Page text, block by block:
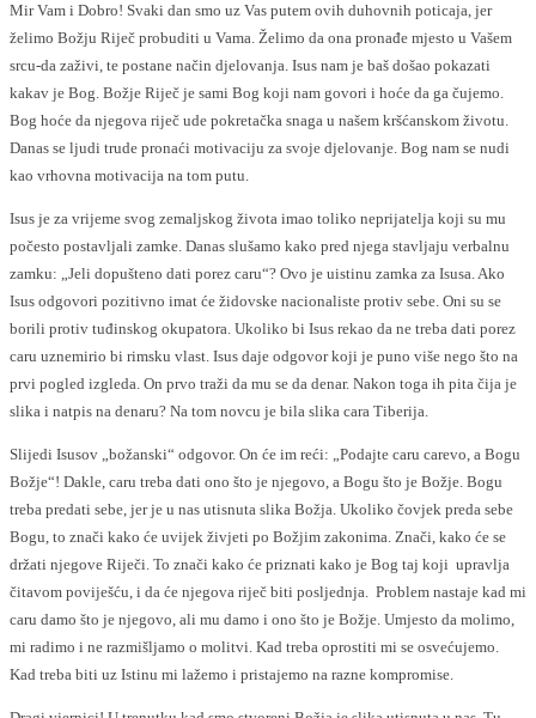
Mir Vam i Dobro! Svaki dan smo uz Vas putem ovih duhovnih poticaja, jer
želimo Božju Riječ probuditi u Vama. Želimo da ona pronađe mjesto u Vašem
srcu-da zaživi, te postane način djelovanja. Isus nam je baš došao pokazati
kakav je Bog. Božje Riječ je sami Bog koji nam govori i hoće da ga čujemo.
Bog hoće da njegova riječ ude pokretačka snaga u našem kršćanskom životu.
Danas se ljudi trude pronaći motivaciju za svoje djelovanje. Bog nam se nudi
kao vrhovna motivacija na tom putu.
Isus je za vrijeme svog zemaljskog života imao toliko neprijatelja koji su mu
počesto postavljali zamke. Danas slušamo kako pred njega stavljaju verbalnu
zamku: „Jeli dopušteno dati porez caru“? Ovo je uistinu zamka za Isusa. Ako
Isus odgovori pozitivno imat će židovske nacionaliste protiv sebe. Oni su se
borili protiv tuđinskog okupatora. Ukoliko bi Isus rekao da ne treba dati porez
caru uznemirio bi rimsku vlast. Isus daje odgovor koji je puno više nego što na
prvi pogled izgleda. On prvo traži da mu se da denar. Nakon toga ih pita čija je
slika i natpis na denaru? Na tom novcu je bila slika cara Tiberija.
Slijedi Isusov „božanski“ odgovor. On će im reći: „Podajte caru carevo, a Bogu
Božje“! Dakle, caru treba dati ono što je njegovo, a Bogu što je Božje. Bogu
treba predati sebe, jer je u nas utisnuta slika Božja. Ukoliko čovjek preda sebe
Bogu, to znači kako će uvijek živjeti po Božjim zakonima. Znači, kako će se
držati njegove Riječi. To znači kako će priznati kako je Bog taj koji upravlja
čitavom poviješću, i da će njegova riječ biti posljednja. Problem nastaje kad mi
caru damo što je njegovo, ali mu damo i ono što je Božje. Umjesto da molimo,
mi radimo i ne razmišljamo o molitvi. Kad treba oprostiti mi se osvećujemo.
Kad treba biti uz Istinu mi lažemo i pristajemo na razne kompromise.